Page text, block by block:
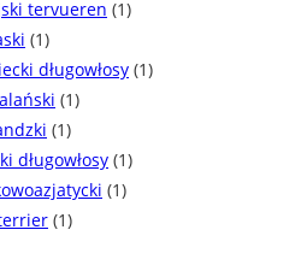
tervueren (1)
(1)
długowłosy (1)
(1)
(1)
długowłosy (1)
(1)
(1)